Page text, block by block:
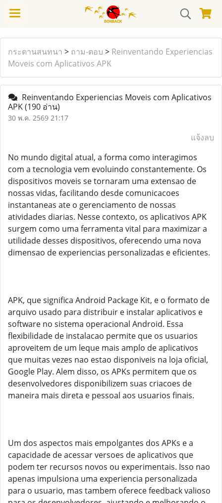
กระดานสนทนา > ถาม-ตอบ > Reinventando Experiencias
Moveis com Aplicativos APK
Reinventando Experiencias Moveis com Aplicativos
APK(190 อ่าน)
30 พ.ค. 2569 21:17
แจ้งลบ
No mundo digital atual, a forma como interagimos
com a tecnologia vem evoluindo constantemente. Os
dispositivos moveis se tornaram uma extensao de
nossas vidas, facilitando desde comunicacoes
instantaneas ate o gerenciamento de nossas
atividades diarias. Nesse contexto, os aplicativos APK
surgem como uma ferramenta vital para maximizar a
utilidade desses dispositivos, oferecendo uma nova
dimensao de experiencias personalizadas e eficientes.
APK, que significa Android Package Kit, e o formato de
arquivo usado para distribuir e instalar aplicativos e
software no sistema operacional Android. Essa
flexibilidade de instalacao permite que os usuarios
aproveitem de um leque mais amplo de aplicativos
que muitas vezes nao estao disponiveis na loja oficial,
Google Play. Alem disso, os APKs permitem que os
desenvolvedores disponibilizem suas criacoes de
maneira mais direta e pessoal aos usuarios finais.
Um dos aspectos mais empolgantes dos APKs e a
capacidade de acessar versoes de aplicativos que
podem ter recursos novos ou experimentais. Isso nao
apenas impulsiona uma experiencia personalizada
para o usuario, mas tambem oferece feedback valioso